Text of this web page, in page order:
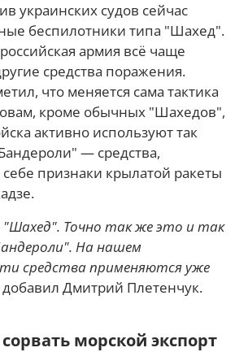
украинских судов сейчас
беспилотники типа "Шахед".
армия всё чаще
средства поражения.
что меняется сама тактика
кроме обычных "Шахедов",
активно используют так
— средства,
признаки крылатой ракеты
"Шахед". Точно так же это и так
На нашем
средства применяются уже
добавил Дмитрий Плетенчук.
морской экспорт